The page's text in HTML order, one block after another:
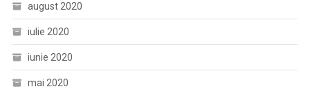
august 2020
iulie 2020
iunie 2020
mai 2020